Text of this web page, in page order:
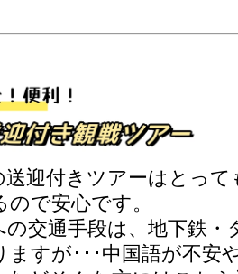
送迎付きツアーはとっ
で安心です。
の交通手段は、地下鉄
ますが･･･中国語が不安